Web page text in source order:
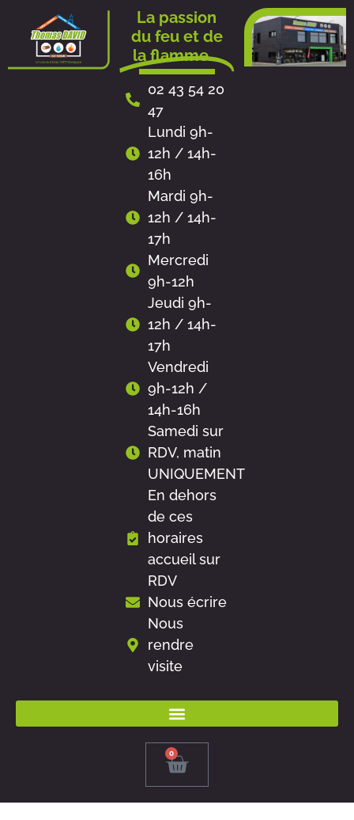
contenu
La passion
du feu et de
la flamme...
02 43 54 20
47
Lundi 9h-
12h / 14h-
16h
Mardi 9h-
12h / 14h-
17h
Mercredi
9h-12h
Jeudi 9h-
12h / 14h-
17h
Vendredi
9h-12h /
14h-16h
Samedi sur
RDV, matin
UNIQUEMENT
En dehors
de ces
horaires
accueil sur
RDV
Nous écrire
Nous
rendre
visite
0
Panier